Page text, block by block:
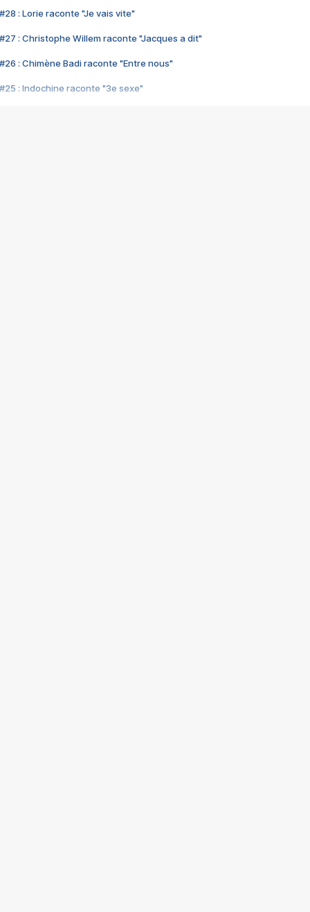
#28 : Lorie raconte "Je vais vite"
#27 : Christophe Willem raconte "Jacques a dit"
#26 : Chimène Badi raconte "Entre nous"
#25 : Indochine raconte "3e sexe"